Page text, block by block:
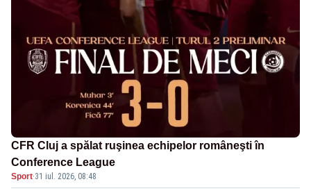
CFR Cluj a spălat ruşinea echipelor româneşti în
Conference League
Sport·31 iul. 2026, 08:48